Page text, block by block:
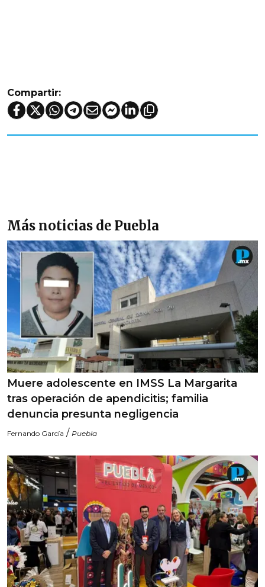
Compartir:
Más noticias de Puebla
Muere adolescente en IMSS La Margarita
tras operación de apendicitis; familia
denuncia presunta negligencia
Fernando García / Puebla